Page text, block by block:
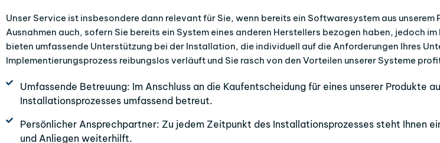
Unser Service ist insbesondere dann relevant für Sie, wenn bereits ein Softwaresystem aus
Ausnahmen auch, sofern Sie bereits ein System eines anderen Herstellers bezogen haben, jedoch
bieten umfassende Unterstützung bei der Installation, die individuell auf die Anforderungen Ihres
Implementierungsprozess reibungslos verläuft und Sie rasch von den Vorteilen unserer Systeme
Umfassende Betreuung: Im Anschluss an die Kaufentscheidung für eines unserer Produkte
Installationsprozesses umfassend betreut.
Persönlicher Ansprechpartner: Zu jedem Zeitpunkt des Installationsprozesses steht Ihnen
und Anliegen weiterhilft.